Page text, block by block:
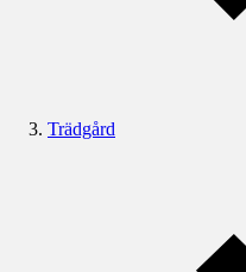
Trädgård